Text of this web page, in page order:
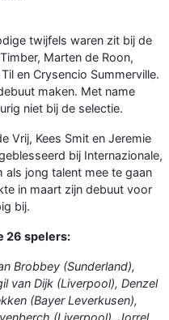
twijfels waren zit bij de
Marten de Roon,
en Crysencio Summerville.
maken. Met name
niet bij de selectie.
Vrij, Kees Smit en Jeremie
bij Internazionale,
als jong talent mee te gaan
in maart zijn debuut voor
bij.
26 spelers:
Brobbey (Sunderland),
van Dijk (Liverpool), Denzel
(Bayer Leverkusen),
(Liverpool), Jorrel